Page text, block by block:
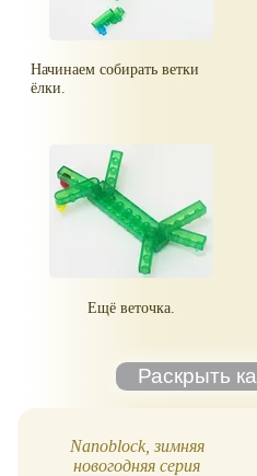
Начинаем собирать ветки
ёлки.
Ещё веточка.
Nanoblock, зимняя
новогодняя серия